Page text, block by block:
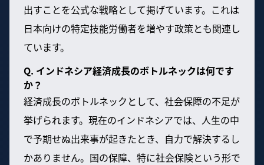
出すことを公式な戦略として掲げています。これは
日本向けの特定技能労働者を増やす政策とも関連し
ています。
Q. インドネシア経済成長のボトルネックは何です
か？
経済成長のボトルネックとして、社会保障の不足が
挙げられます。現在のインドネシアでは、人生の中
で予期せぬ出来事が起きたとき、自力で解決するし
かありません。国の保障、特に社会保険という形で